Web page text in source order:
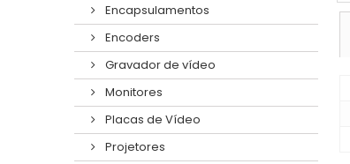
Encapsulamentos
Encoders
Gravador de vídeo
Monitores
Placas de Vídeo
Projetores